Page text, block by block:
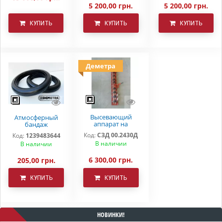
КУПИТЬ
5 200,00 грн.
КУПИТЬ
5 200,00 грн.
КУПИТЬ
Атмосферный
бандаж
прикатывающего
колеса СЗ 3,6 СЗ
5,4 (КПЗ 280*60)
Код: 1239483644
В наличии
205,00 грн.
КУПИТЬ
Деметра
Высевающий
аппарат на
зерновую сеялку
в сборе с дном СЗ
5,4(3,6) Деметра
Код: СЗД 00.2430Д
В наличии
6 300,00 грн.
КУПИТЬ
НОВИНКИ!